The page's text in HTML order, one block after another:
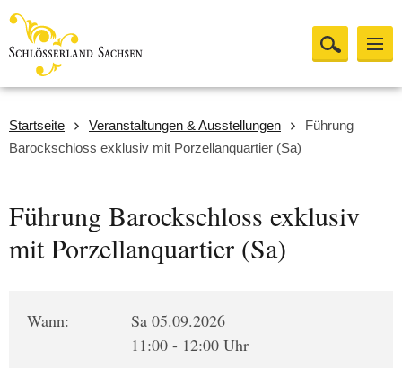
Startseite Veranstaltungen & Ausstellungen
Führung
Barockschloss exklusiv mit Porzellanquartier (Sa)
Führung Barockschloss exklusiv
mit Porzellanquartier (Sa)
Wann:
Sa 05.09.2026
11:00 - 12:00 Uhr